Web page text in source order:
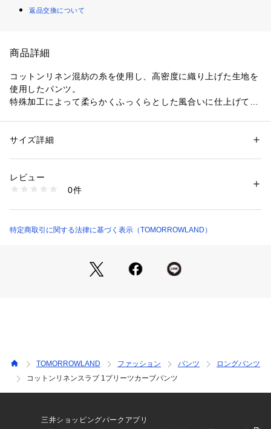
返品交換について
商品詳細
コットンリネン混紡の糸を使用し、高密度に織り上げた生地を
使用したパンツ。
特殊加工によって柔らかくふっくらとした風合いに仕上げてい
表現する程よいハリがあります。
デザインはカーブパンツと言われるバレルパンツをアレンジし
うカーブラインを描く特徴的なデザインに仕上げています。
という、リラックス感のある大人のカジュアルな表情に仕上が
2026SS商品
性別：メンズ
素材：表地：コットン77％　麻23％　別布：コットン100％
洗濯：手洗い、漂白不可、タンブル乾燥不可、自然乾燥、アイロン仕上げ
可、ドライ可、ウエットクリーニング可
商品番号：1095000028822 （モール）
サイズ詳細
レビュー
0件
特定商取引に関する法律に基づく表示（TOMORROWLAND）
TOMORROWLAND ファッション パンツ
ロングパンツ
コットンリネンスラブ 1プリーツカーブパンツ
三井ショッピングパークアプリ